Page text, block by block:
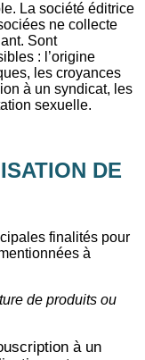
La société éditrice
ne collecte
Sont
: l’origine
les croyances
à un syndicat, les
sexuelle.
DE
finalités pour
à
de produits ou
à un